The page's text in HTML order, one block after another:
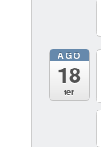
AGO
18
ter